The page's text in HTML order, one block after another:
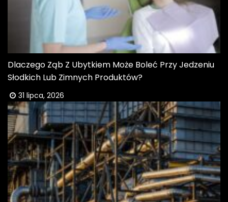
Dlaczego Ząb Z Ubytkiem Może Boleć Przy Jedzeniu
Słodkich Lub Zimnych Produktów?
31 lipca, 2026